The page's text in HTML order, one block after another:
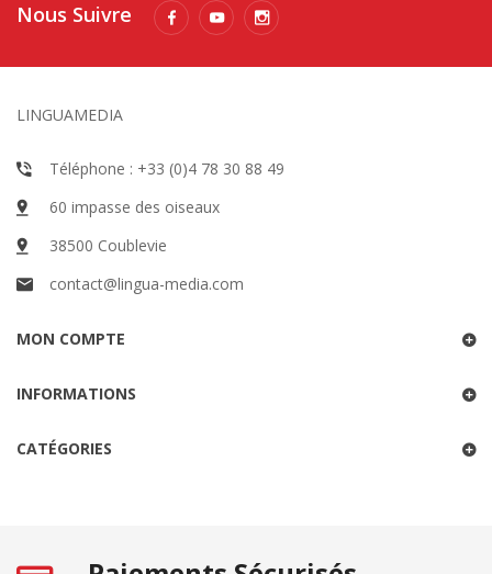
Nous Suivre
LINGUAMEDIA
Téléphone : +33 (0)4 78 30 88 49
60 impasse des oiseaux
38500 Coublevie
contact@lingua-media.com
MON COMPTE
INFORMATIONS
CATÉGORIES